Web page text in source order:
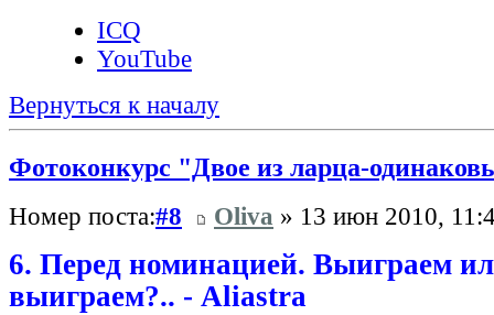
ICQ
YouTube
Вернуться к началу
Фотоконкурс "Двое из ларца-
Номер поста:#8 Oliva » 13 июн 2010,
6. Перед номинацией. Выиграем
выиграем?.. - Aliastra